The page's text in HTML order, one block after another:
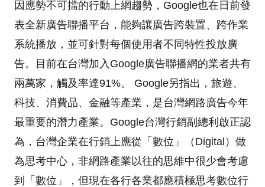
因應勢不可擋的行動上網趨勢，Google也在日前發
表全新廣告聯播平台，能夠讓廣告跨裝置、跨作業
系統播放，並可針對每個使用者不同特性投放廣
告。目前在台灣加入Google廣告聯播網的業者共有
兩萬家，觸及率達91%。 Google另指出，旅遊、
科技、消費品、金融等產業，是台灣網路廣告今年
最重要的潛力產業。Google台灣行銷副總利啟正認
為，台灣企業在行銷上應從「數位」（Digital）做
為思考中心，非網路產業以往的思維中很少會考慮
到「數位」，但現在各行各業都應積極思考數位行